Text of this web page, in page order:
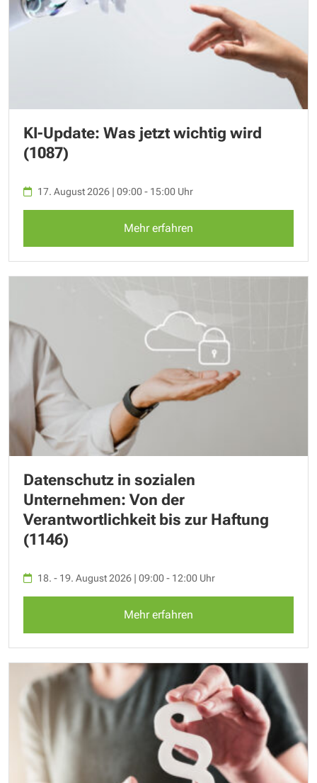
KI-Update: Was jetzt wichtig wird
(1087)
17. August 2026 | 09:00 - 15:00 Uhr
Mehr erfahren
Datenschutz in sozialen
Unternehmen: Von der
Verantwortlichkeit bis zur Haftung
(1146)
18. - 19. August 2026 | 09:00 - 12:00 Uhr
Mehr erfahren